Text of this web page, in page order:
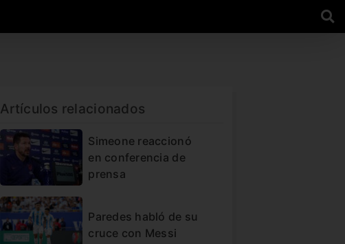
Artículos relacionados
Simeone reaccionó
en conferencia de
prensa
Paredes habló de su
cruce con Messi